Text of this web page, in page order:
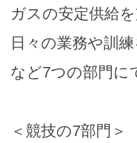
ガスの安定供給
日々の業務や訓
など7つの部門に
＜競技の7部門＞